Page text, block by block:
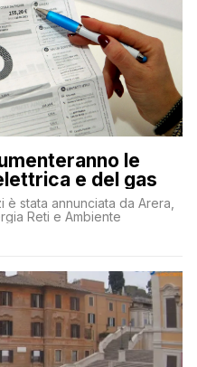
le
e del gas
stata annunciata da Arera,
Reti e Ambiente